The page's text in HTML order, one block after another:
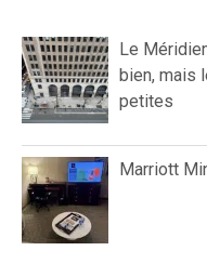
Le
bien, mais
petites
Marriott